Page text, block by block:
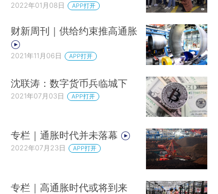
2022年01月08日 APP打开
财新周刊｜供给约束推高通胀
2021年11月06日 APP打开
沈联涛：数字货币兵临城下
2021年07月03日 APP打开
专栏｜通胀时代并未落幕
2022年07月23日 APP打开
专栏｜高通胀时代或将到来